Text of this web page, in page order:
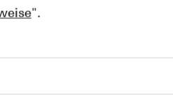
".